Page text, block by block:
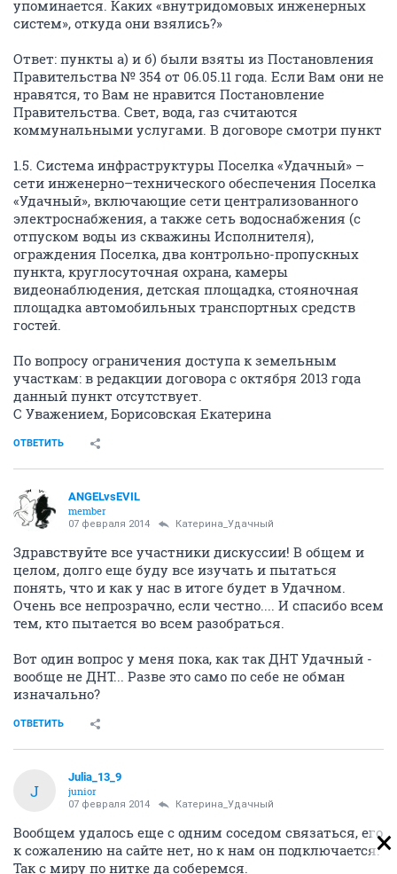
упоминается. Каких «внутридомовых инженерных
систем», откуда они взялись?»
Ответ: пункты а) и б) были взяты из Постановления
Правительства № 354 от 06.05.11 года. Если Вам они не
нравятся, то Вам не нравится Постановление
Правительства. Свет, вода, газ считаются
коммунальными услугами. В договоре смотри пункт
1.5. Система инфраструктуры Поселка «Удачный» –
сети инженерно–технического обеспечения Поселка
«Удачный», включающие сети централизованного
электроснабжения, а также сеть водоснабжения (с
отпуском воды из скважины Исполнителя),
ограждения Поселка, два контрольно-пропускных
пункта, круглосуточная охрана, камеры
видеонаблюдения, детская площадка, стояночная
площадка автомобильных транспортных средств
гостей.
По вопросу ограничения доступа к земельным
участкам: в редакции договора с октября 2013 года
данный пункт отсутствует.
С Уважением, Борисовская Екатерина
ОТВЕТИТЬ
ANGELvsEVIL
member
07 февраля 2014 Катерина_Удачный
Здравствуйте все участники дискуссии! В общем и
целом, долго еще буду все изучать и пытаться
понять, что и как у нас в итоге будет в Удачном.
Очень все непрозрачно, если честно.... И спасибо всем
тем, кто пытается во всем разобраться.
Вот один вопрос у меня пока, как так ДНТ Удачный -
вообще не ДНТ... Разве это само по себе не обман
изначально?
ОТВЕТИТЬ
J
Julia_13_9
junior
07 февраля 2014 Катерина_Удачный
Вообщем удалось еще с одним соседом связаться, его
к сожалению на сайте нет, но к нам он подключается.
Так с миру по нитке да соберемся.